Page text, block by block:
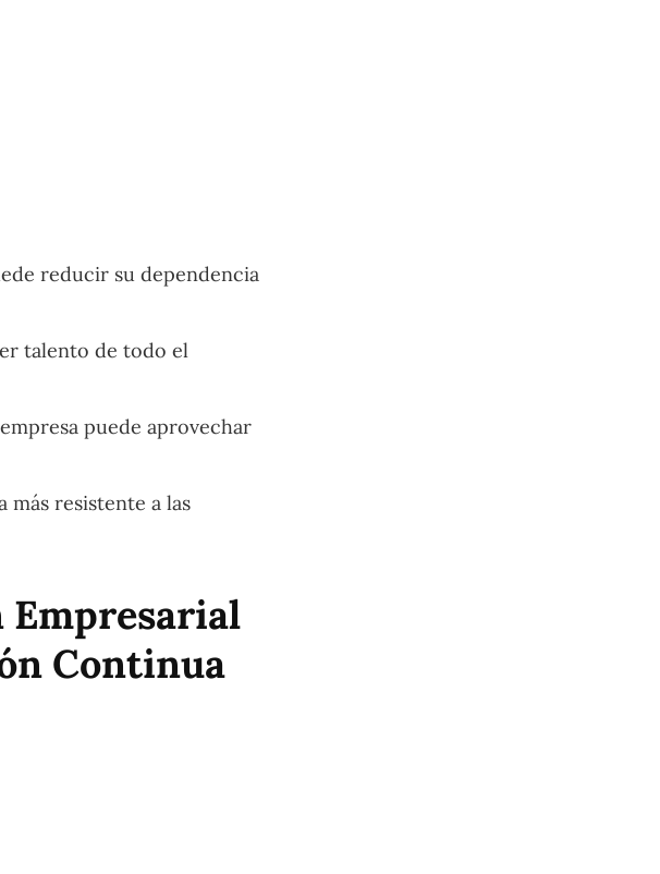
reducir su dependencia
talento de todo el
puede aprovechar
más resistente a las
Continua